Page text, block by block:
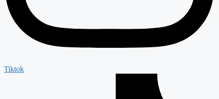
Tiktok